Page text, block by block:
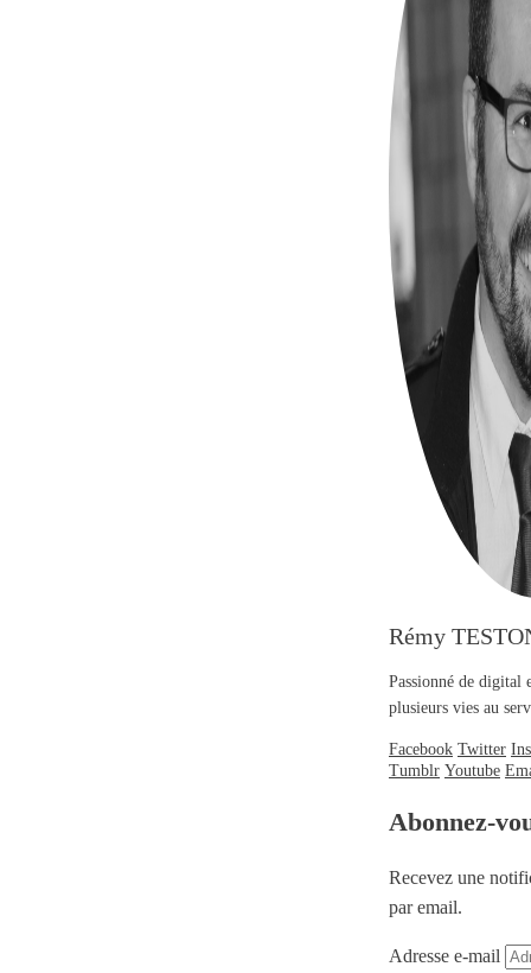
Rémy
Passionné de digital
plusieurs vies au
Facebook Twitter
Tumblr Youtube
Abonnez-
Recevez une
par email.
Adresse e-mail